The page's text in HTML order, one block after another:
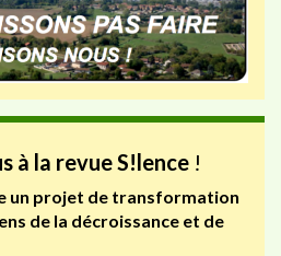
à la revue S!lence !
un projet de transformation
de la décroissance et de